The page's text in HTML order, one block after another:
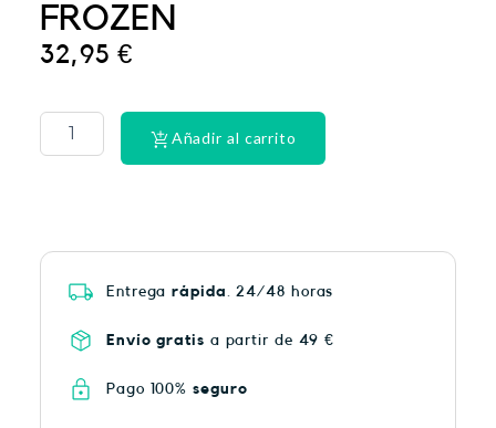
FROZEN
32,95€
Roche
Posay
Anthelios
Añadir al carrito
Entregarápida . 24/48 horas
Envío gratis a partir de 49 €
Pago 100% seguro